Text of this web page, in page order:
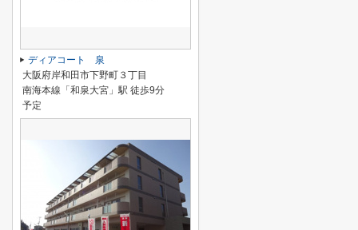
ディアコート 泉
大阪府岸和田市下野町３丁目
南海本線「和泉大宮」駅 徒歩9分
予定